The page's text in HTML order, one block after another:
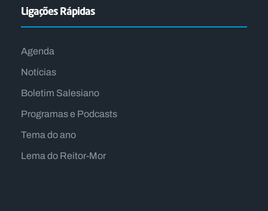
Ligações Rápidas
Agenda
Notícias
Boletim Salesiano
Programas e Podcasts
Tema do ano
Lema do Reitor-Mor